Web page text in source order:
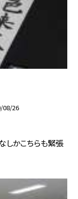
08/26
しかこちらも緊張